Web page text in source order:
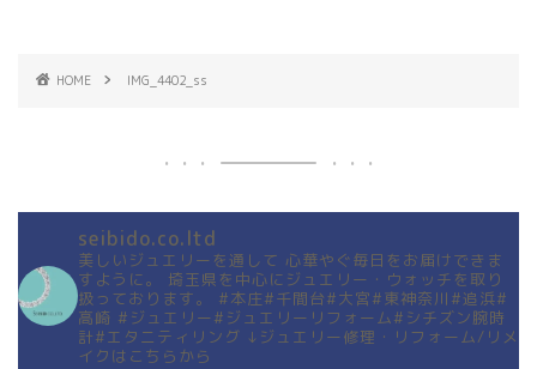
HOME IMG_4402_ss
seibido.co.ltd
美しいジュエリーを通して 心華やぐ毎日をお届けできま
すように。
埼玉県を中心にジュエリー・ウォッチを取り
扱っております。
#本庄#千間台#大宮#東神奈川#追浜#
高崎 #ジュエリー#ジュエリーリフォーム#シチズン腕時
計#エタニティリング ↓ジュエリー修理・リフォーム/リメ
イクはこちらから